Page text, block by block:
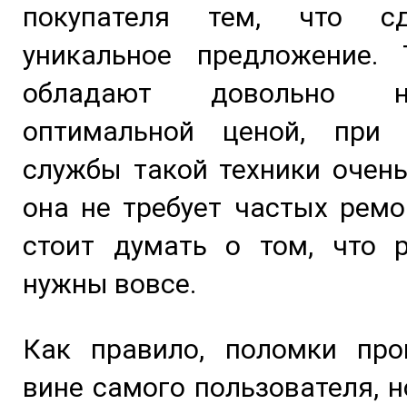
покупателя тем, что
уникальное предложение.
обладают довольно
оптимальной ценой, при
службы такой техники
она не требует частых
стоит думать о том, что
нужны вовсе.
Как правило, поломки
вине самого пользователя,